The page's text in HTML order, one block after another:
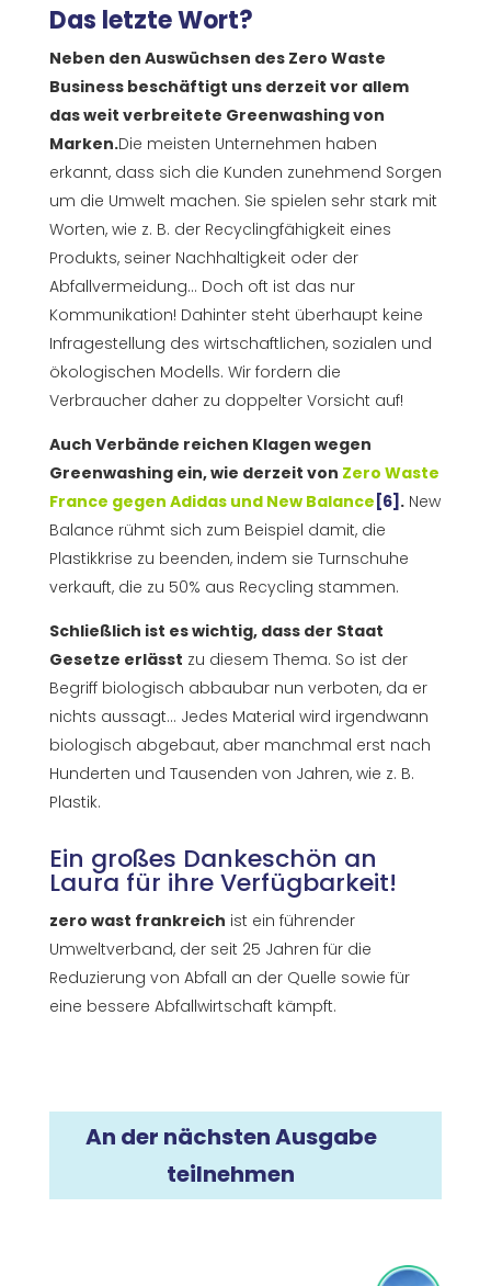
Das letzte Wort?
Neben den Auswüchsen des Zero Waste
Business beschäftigt uns derzeit vor allem
das weit verbreitete Greenwashing von
Marken.Die meisten Unternehmen haben
erkannt, dass sich die Kunden zunehmend Sorgen
um die Umwelt machen. Sie spielen sehr stark mit
Worten, wie z. B. der Recyclingfähigkeit eines
Produkts, seiner Nachhaltigkeit oder der
Abfallvermeidung... Doch oft ist das nur
Kommunikation! Dahinter steht überhaupt keine
Infragestellung des wirtschaftlichen, sozialen und
ökologischen Modells. Wir fordern die
Verbraucher daher zu doppelter Vorsicht auf!
Auch Verbände reichen Klagen wegen
Greenwashing ein, wie derzeit von Zero Waste
France gegen Adidas und New Balance [6] .New
Balance rühmt sich zum Beispiel damit, die
Plastikkrise zu beenden, indem sie Turnschuhe
verkauft, die zu 50% aus Recycling stammen.
Schließlich ist es wichtig, dass der Staat
Gesetze erlässt zu diesem Thema. So ist der
Begriff biologisch abbaubar nun verboten, da er
nichts aussagt... Jedes Material wird irgendwann
biologisch abgebaut, aber manchmal erst nach
Hunderten und Tausenden von Jahren, wie z. B.
Plastik.
Ein großes Dankeschön an
Laura für ihre Verfügbarkeit!
zero wast frankreich ist ein führender
Umweltverband, der seit 25 Jahren für die
Reduzierung von Abfall an der Quelle sowie für
eine bessere Abfallwirtschaft kämpft.
An der nächsten Ausgabe
teilnehmen